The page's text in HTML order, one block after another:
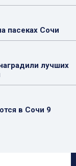
пасеках Сочи
лучших
в Сочи 9